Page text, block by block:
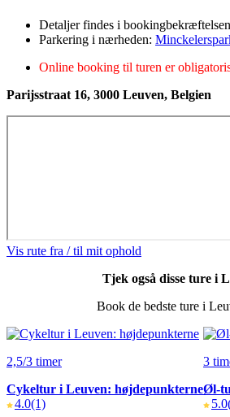
Detaljer findes i bookingbekræftelsen
Parkering i nærheden:
Online booking til turen er
Parijsstraat 16, 3000 Leuven, Belgien
Vis rute fra / til mit ophold
Tjek også disse ture i
Book de bedste ture i
2,5/3 timer
Cykeltur i Leuven: højdepunkterne
4.0(1)
3
Øl-
5.0